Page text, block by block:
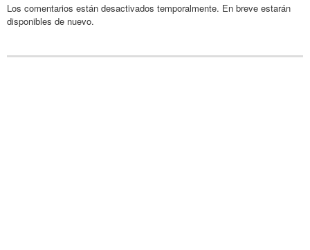
Los comentarios están desactivados temporalmente. En breve estarán
disponibles de nuevo.